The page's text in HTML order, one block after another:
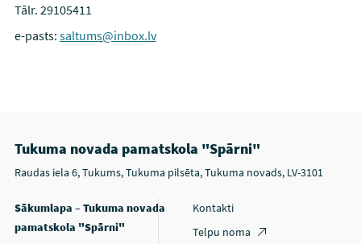
Tālr. 29105411
e-pasts: saltums@inbox.lv
Tukuma novada pamatskola "Spārni"
Raudas iela 6, Tukums, Tukuma pilsēta, Tukuma novads, LV-3101
Sākumlapa – Tukuma novada
pamatskola "Spārni"
Kontakti
Telpu noma